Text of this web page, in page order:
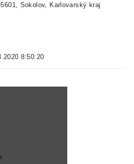
Sokolov, Karlovarský kraj
8:50:20